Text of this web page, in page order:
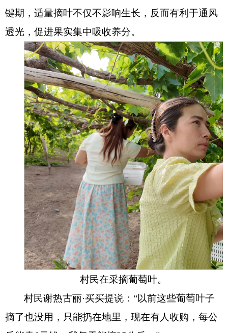
消防救援
重大建设项目批准和实施
公共资源交易和配置
社会公益事业建设
行政执法（事前公示）
行政执法（事后公布）
键期，适量摘叶不仅不影响生长，反而有利于通风
透光，促进果实集中吸收养分。
村民在采摘葡萄叶。
村民谢热古丽·买买提说：“以前这些葡萄叶子
摘了也没用，只能扔在地里，现在有人收购，每公